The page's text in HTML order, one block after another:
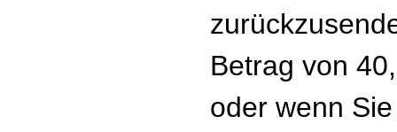
Betrag von
oder wenn